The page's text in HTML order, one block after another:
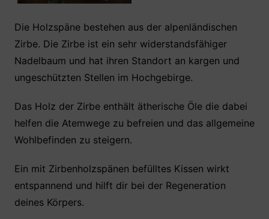
Die Holzspäne bestehen aus der alpenländischen
Zirbe. Die Zirbe ist ein sehr widerstandsfähiger
Nadelbaum und hat ihren Standort an kargen und
ungeschützten Stellen im Hochgebirge.
Das Holz der Zirbe enthält ätherische Öle die dabei
helfen die Atemwege zu befreien und das allgemeine
Wohlbefinden zu steigern.
Ein mit Zirbenholzspänen befülltes Kissen wirkt
entspannend und hilft dir bei der Regeneration
deines Körpers.